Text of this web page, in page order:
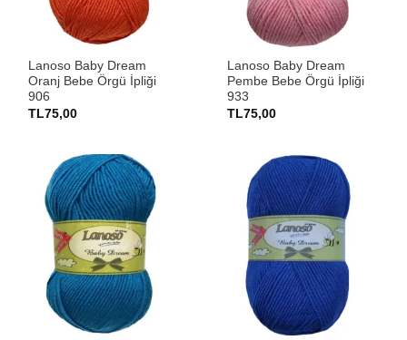
Lanoso Baby Dream
Oranj Bebe Örgü İpliği
906
TL75,00
Lanoso Baby Dream
Pembe Bebe Örgü İpliği
933
TL75,00